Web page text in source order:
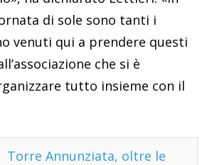
di sole sono tanti i
venuti qui a prendere questi
che si è
tutto insieme con il
Torre Annunziata, oltre le